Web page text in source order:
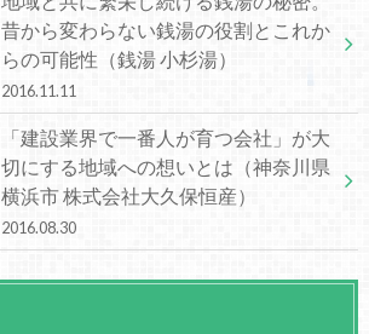
昔から変わらない銭湯の役割とこれか
らの可能性（銭湯 小杉湯）
2016.11.11
「建設業界で一番人が育つ会社」が大
切にする地域への想いとは（神奈川県
横浜市 株式会社大久保恒産）
2016.08.30